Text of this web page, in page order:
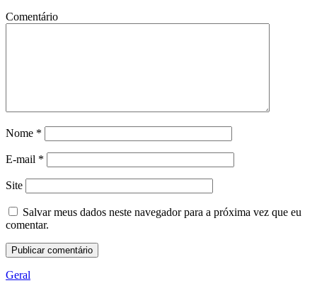
Comentário
Nome *
E-mail *
Site
Salvar meus dados neste navegador para a próxima vez que eu
comentar.
Geral